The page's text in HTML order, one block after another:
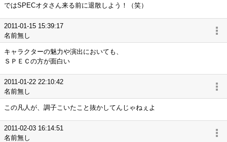
ではSPECオタさん来る前に退散しよう！（笑）
2011-01-15 15:39:17
名前無し
キャラクターの魅力や演出においても、
ＳＰＥＣの方が面白い
2011-01-22 22:10:42
名前無し
この凡人が、調子こいたこと抜かしてんじゃねぇよ
2011-02-03 16:14:51
名前無し